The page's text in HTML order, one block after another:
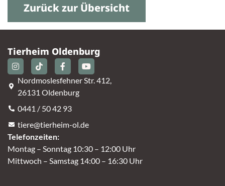
Zurück zur Übersicht
Tierheim Oldenburg
Nordmoslesfehner Str. 412,
26131 Oldenburg
0441 / 50 42 93
tiere@tierheim-ol.de
Telefonzeiten:
Montag – Sonntag 10:30 – 12:00 Uhr
Mittwoch – Samstag 14:00 – 16:30 Uhr